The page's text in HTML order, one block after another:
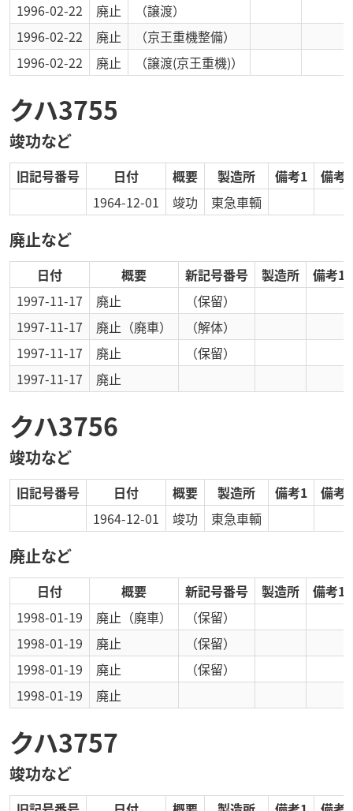
1996-02-22
廃止
（譲渡）
1996-02-22
廃止
（京王重機整備）
1996-02-22
廃止 （譲渡(京王重機)）
クハ3755
竣功など
旧記号番号 日付 概要 製造所 備考1
備考2
1964-12-01
竣功 東急車輌
廃止など
日付 概要 新記号番号 製造所
備考1
1997-11-17
廃止
（保留）
1997-11-17
廃止 （廃車）
（解体）
1997-11-17
廃止
（保留）
1997-11-17
廃止
クハ3756
竣功など
旧記号番号 日付 概要 製造所 備考1
備考2
1964-12-01
竣功 東急車輌
廃止など
日付 概要 新記号番号 製造所
備考1
1998-01-19
廃止 （廃車）
（保留）
1998-01-19
廃止
（保留）
1998-01-19
廃止
（保留）
1998-01-19
廃止
クハ3757
竣功など